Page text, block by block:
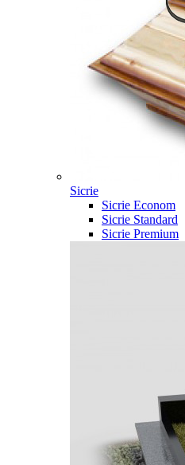
Sicrie
Sicrie Econom
Sicrie Standard
Sicrie Premium